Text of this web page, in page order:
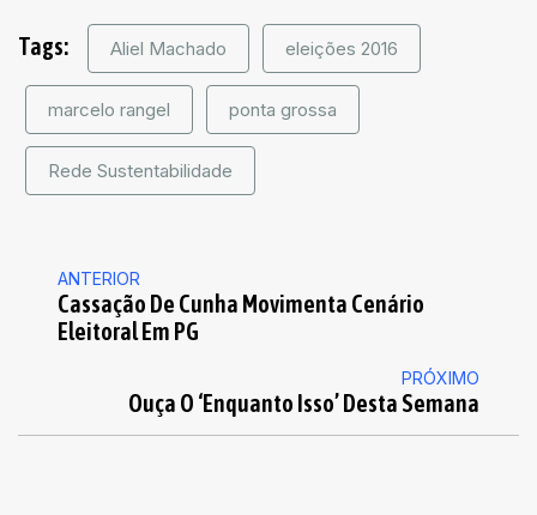
Tags: Aliel Machado eleições 2016
marcelo rangel ponta grossa
Rede Sustentabilidade
ANTERIOR
Cassação De Cunha Movimenta Cenário
Eleitoral Em PG
PRÓXIMO
Ouça O ‘Enquanto Isso’ Desta Semana